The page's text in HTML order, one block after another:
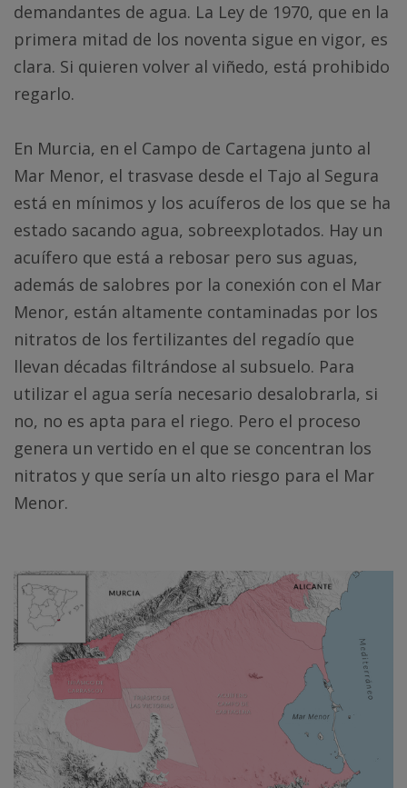
demandantes de agua. La Ley de 1970, que en la
primera mitad de los noventa sigue en vigor, es
clara. Si quieren volver al viñedo, está prohibido
regarlo.
En Murcia, en el Campo de Cartagena junto al
Mar Menor, el trasvase desde el Tajo al Segura
está en mínimos y los acuíferos de los que se ha
estado sacando agua, sobreexplotados. Hay un
acuífero que está a rebosar pero sus aguas,
además de salobres por la conexión con el Mar
Menor, están altamente contaminadas por los
nitratos de los fertilizantes del regadío que
llevan décadas filtrándose al subsuelo. Para
utilizar el agua sería necesario desalobrarla, si
no, no es apta para el riego. Pero el proceso
genera un vertido en el que se concentran los
nitratos y que sería un alto riesgo para el Mar
Menor.